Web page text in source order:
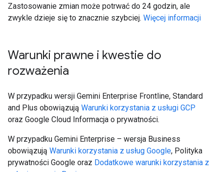
Zastosowanie zmian może potrwać do 24 godzin, ale
zwykle dzieje się to znacznie szybciej. Więcej informacji
Warunki prawne i kwestie do
rozważenia
W przypadku wersji Gemini Enterprise Frontline, Standard
and Plus obowiązują Warunki korzystania z usługi GCP
oraz Google Cloud Informacja o prywatności.
W przypadku Gemini Enterprise – wersja Business
obowiązują Warunki korzystania z usług Google, Polityka
prywatności Google oraz Dodatkowe warunki korzystania z